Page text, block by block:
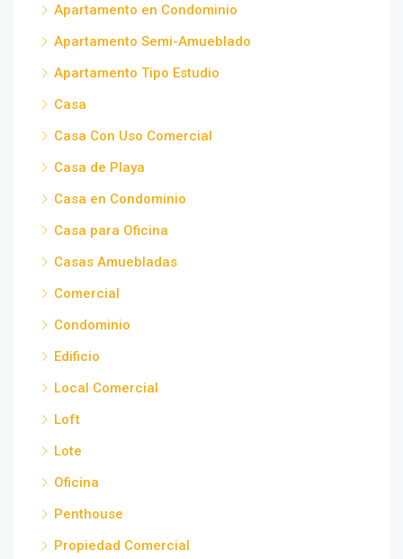
Apartamento en Condominio
Apartamento Semi-Amueblado
Apartamento Tipo Estudio
Casa
Casa Con Uso Comercial
Casa de Playa
Casa en Condominio
Casa para Oficina
Casas Amuebladas
Comercial
Condominio
Edificio
Local Comercial
Loft
Lote
Oficina
Penthouse
Propiedad Comercial